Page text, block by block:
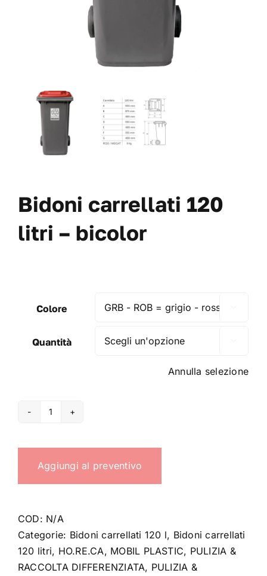
VAI AL PREVENTIVO
Bidoni carrellati 120
litri – bicolor
Colore
Quantità
Annulla selezione
Bidoni
120
litri
-
quantità
Aggiungi al preventivo
COD: N/A
Categorie: Bidoni carrellati 120 l, Bidoni carrellati
120 litri, HO.RE.CA, MOBIL PLASTIC, PULIZIA &
RACCOLTA DIFFERENZIATA, PULIZIA &